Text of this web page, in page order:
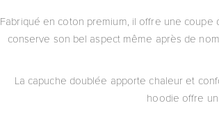
Fabriqué en coton premium, il offre une
conserve son bel aspect même après de
La capuche doublée apporte chaleur et
hoodie offre